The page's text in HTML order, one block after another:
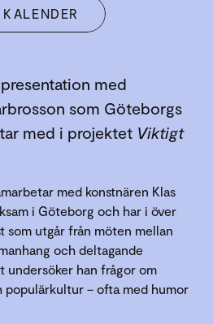
med
som Göteborgs
med i projektet Viktigt
med konstnären Klas
i Göteborg och har i över
som utgår från möten mellan
och deltagande
undersöker han frågor om
populärkultur – ofta med humor